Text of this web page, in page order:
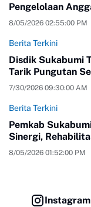
Pengelolaan
8/05/2026 02:55:00 PM
Berita Terkini
Disdik Sukabumi
Tarik Pungutan
7/30/2026 09:30:00 AM
Berita Terkini
Pemkab
Sinergi,
8/05/2026 01:52:00 PM
Instagram